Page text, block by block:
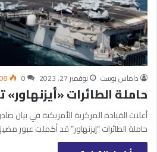
داماس بوست نوفمبر 27, 2023 0
حاملة الطائرات
أعلنت القيادة المركزية الأمريكية في بيان
حاملة الطائرات “إيزنهاور” قد أكملت عبور